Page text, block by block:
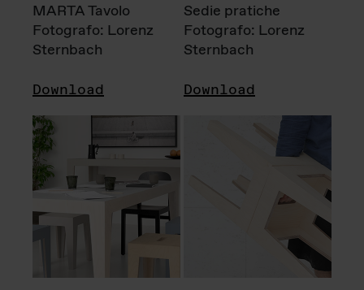
MARTA Tavolo
Fotografo: Lorenz
Sternbach
Download
Sedie pratiche
Fotografo: Lorenz
Sternbach
Download